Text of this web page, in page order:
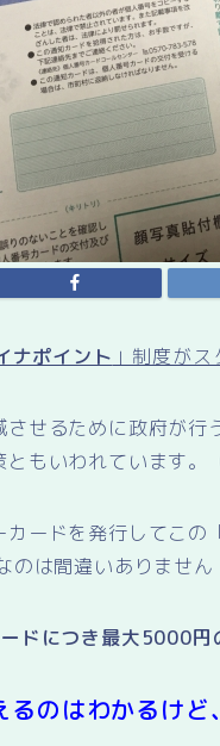
ナポイント 」制度がス
せるために政府が
もいわれています。
ードを発行してこの
のは間違いありません
ドにつき最大5000円
るのはわかるけど